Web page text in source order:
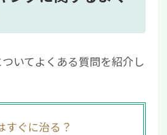
いてよくある質問を紹介し
すぐに治る？